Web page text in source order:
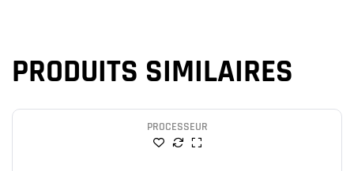
PRODUITS SIMILAIRES
PROCESSEUR